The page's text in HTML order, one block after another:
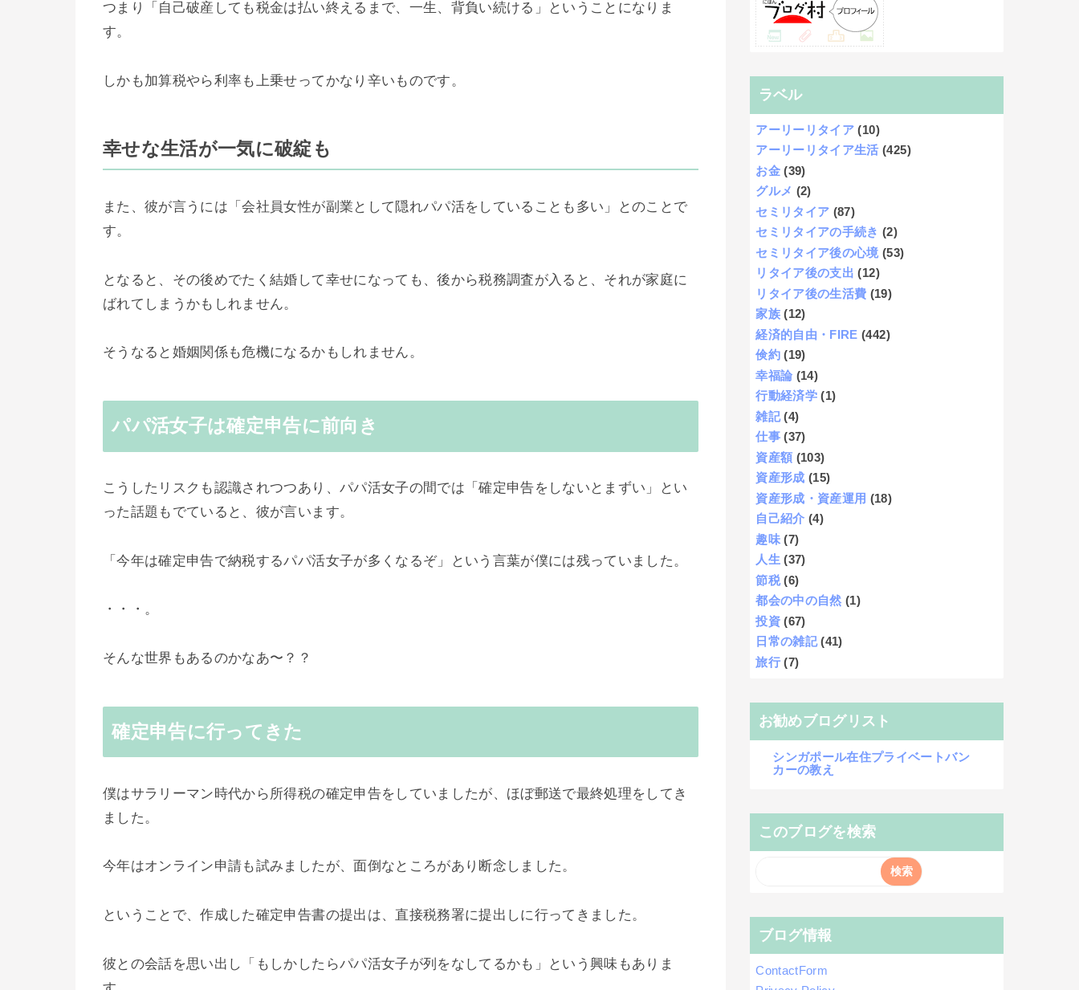
つまり「自己破産しても税金は払い終えるまで、一生、背負い続ける」ということになりま
す。
しかも加算税やら利率も上乗せってかなり辛いものです。
幸せな生活が一気に破綻も
また、彼が言うには「会社員女性が副業として隠れパパ活をしていることも多い」とのことで
す。
となると、その後めでたく結婚して幸せになっても、後から税務調査が入ると、それが家庭に
ばれてしまうかもしれません。
そうなると婚姻関係も危機になるかもしれません。
パパ活女子は確定申告に前向き
こうしたリスクも認識されつつあり、パパ活女子の間では「確定申告をしないとまずい」とい
った話題もでていると、彼が言います。
「今年は確定申告で納税するパパ活女子が多くなるぞ」という言葉が僕には残っていました。
・・・。
そんな世界もあるのかなあ〜？？
確定申告に行ってきた
僕はサラリーマン時代から所得税の確定申告をしていましたが、ほぼ郵送で最終処理をしてき
ました。
今年はオンライン申請も試みましたが、面倒なところがあり断念しました。
ということで、作成した確定申告書の提出は、直接税務署に提出しに行ってきました。
彼との会話を思い出し「もしかしたらパパ活女子が列をなしてるかも」という興味もありま
ラベル
アーリーリタイア (10)
アーリーリタイア生活 (425)
お金 (39)
グルメ (2)
セミリタイア (87)
セミリタイアの手続き (2)
セミリタイア後の心境 (53)
リタイア後の支出 (12)
リタイア後の生活費 (19)
家族 (12)
経済的自由・FIRE (442)
倹約 (19)
幸福論 (14)
行動経済学 (1)
雑記 (4)
仕事 (37)
資産額 (103)
資産形成 (15)
資産形成・資産運用 (18)
自己紹介 (4)
趣味 (7)
人生 (37)
節税 (6)
都会の中の自然 (1)
投資 (67)
日常の雑記 (41)
旅行 (7)
お勧めブログリスト
シンガポール在住プライベートバン
カーの教え
このブログを検索
ブログ情報
ContactForm